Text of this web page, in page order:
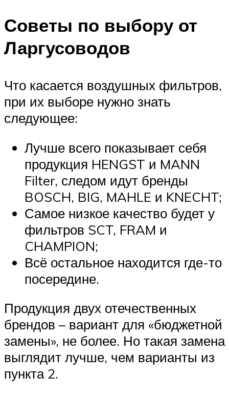
Советы по выбору от
Ларгусоводов
Что касается воздушных фильтров,
при их выборе нужно знать
следующее:
Лучше всего показывает себя
продукция HENGST и MANN
Filter, следом идут бренды
BOSCH, BIG, MAHLE и KNECHT;
Самое низкое качество будет у
фильтров SCT, FRAM и
CHAMPION;
Всё остальное находится где-то
посередине.
Продукция двух отечественных
брендов – вариант для «бюджетной
замены», не более. Но такая замена
выглядит лучше, чем варианты из
пункта 2.